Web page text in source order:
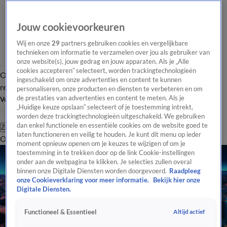
Overzicht Laatste nieuws Regionieuws Het beste van Hart
Tip de
redactie
Volg Hart van Nederland
Zoeken
OverzichtRegioUitzendingenWeerTip de redactiePanelVideo's
Jouw cookievoorkeuren
Wij en onze29 partners gebruiken cookies en vergelijkbare
technieken om informatie te verzamelen over jou als gebruiker van
onze website(s), jouw gedrag en jouw apparaten. Als je „Alle
cookies accepteren” selecteert, worden trackingtechnologieën
ingeschakeld om onze advertenties en content te kunnen
personaliseren, onze producten en diensten te verbeteren en om
de prestaties van advertenties en content te meten. Als je
„Huidige keuze opslaan” selecteert of je toestemming intrekt,
worden deze trackingtechnologieën uitgeschakeld. We gebruiken
dan enkel functionele en essentiële cookies om de website goed te
laten functioneren en veilig te houden. Je kunt dit menu op ieder
moment opnieuw openen om je keuzes te wijzigen of om je
toestemming in te trekken door op de link Cookie-instellingen
onder aan de webpagina te klikken. Je selecties zullen overal
binnen onze Digitale Diensten worden doorgevoerd. Raadpleeg
onze Cookieverklaring voor meer informatie.
Bekijk hier onze
Digitale Diensten.
Functioneel & Essentieel Altijd actief